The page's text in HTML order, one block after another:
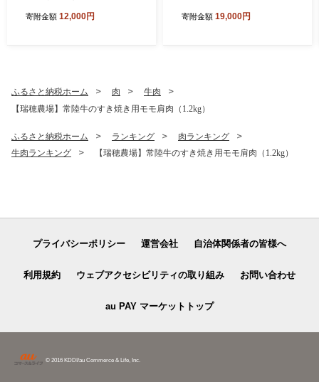
ド牛 ハンバーグ ミートソー
寄附金額 12,000円
004
寄附金額 19,000円
ふるさと納税ホーム 肉
牛肉
【瑞穂農場】常陸牛のすき焼き用モモ肩肉（1.2kg）
ふるさと納税ホーム ランキング
肉ランキング
牛肉ランキング
【瑞穂農場】常陸牛のすき焼き用モモ肩肉（1.2kg）
プライバシーポリシー 運営会社 自治体関係者の皆様へ
利用規約 ウェブアクセシビリティの取り組み お問い合わせ
au PAY マーケットトップ
© 2016 KDDI/au Commerce & Life, Inc.